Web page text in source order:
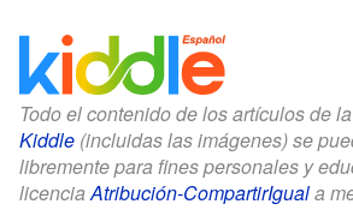
Todo el contenido de los artículos de la
Kiddle (incluidas las imágenes) se
libremente para fines personales y
licenciaAtribución-CompartirIguala